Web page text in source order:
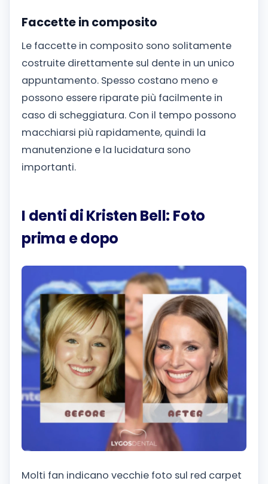
Faccette in composito
Le faccette in composito sono solitamente
costruite direttamente sul dente in un unico
appuntamento. Spesso costano meno e
possono essere riparate più facilmente in
caso di scheggiatura. Con il tempo possono
macchiarsi più rapidamente, quindi la
manutenzione e la lucidatura sono
importanti.
I denti di Kristen Bell: Foto
prima e dopo
Molti fan indicano vecchie foto sul red carpet